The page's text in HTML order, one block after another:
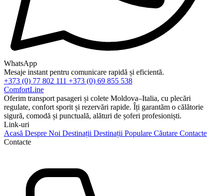
WhatsApp
Mesaje instant pentru comunicare rapidă și eficientă.
+373 (0) 77 802 111 +373 (0) 69 855 538
ComfortLine
Oferim transport pasageri și colete Moldova–Italia, cu plecări
regulate, confort sporit și rezervări rapide. Îți garantăm o călătorie
sigură, comodă și punctuală, alături de șoferi profesioniști.
Link-uri
Acasă Despre Noi Destinații Destinații Populare Căutare Contacte
Contacte